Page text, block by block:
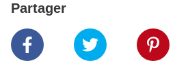
Partager